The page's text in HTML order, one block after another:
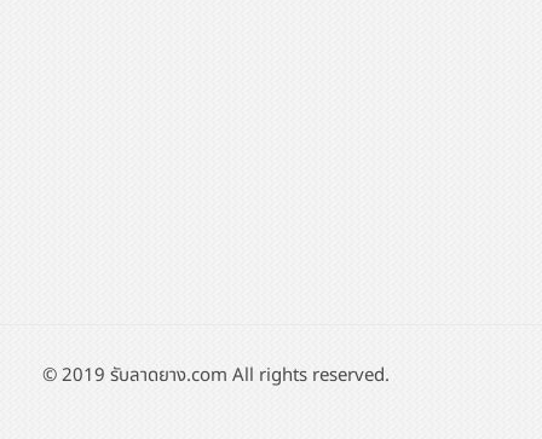
© 2019 รับลาดยาง.com All rights reserved.